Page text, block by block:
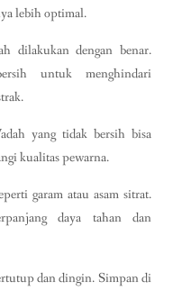
lebih optimal.
dilakukan dengan benar.
untuk menghindari
yang tidak bersih bisa
kualitas pewarna.
garam atau asam sitrat.
daya tahan dan
dan dingin. Simpan di